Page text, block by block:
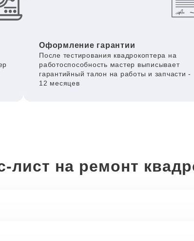
Оформление гарантии
После тестирования квадрокоптера на
работоспособность мастер выписывает
гарантийный талон на работы и запчасти -
12 месяцев
лист на ремонт